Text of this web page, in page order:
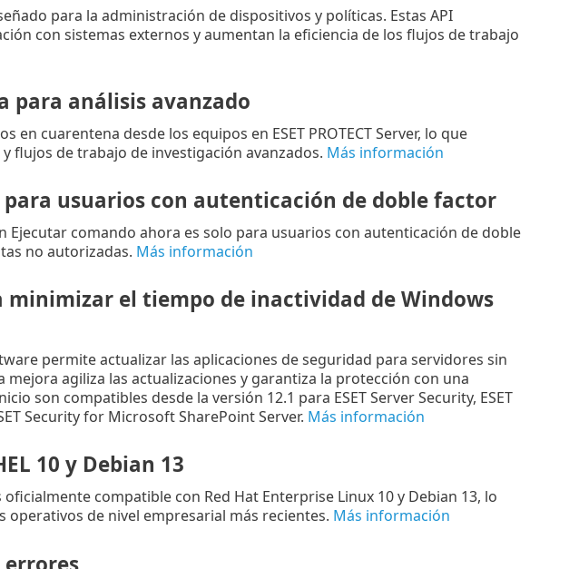
para la administración de dispositivos y políticas. Estas API
con sistemas externos y aumentan la eficiencia de los flujos de trabajo
para análisis avanzado
cuarentena desde los equipos en ESET PROTECT Server, lo que
flujos de trabajo de investigación avanzados. Más información
para usuarios con autenticación de doble factor
Ejecutar comando ahora es solo para usuarios con autenticación de doble
no autorizadas. Más información
el tiempo de inactividad de Windows
permite actualizar las aplicaciones de seguridad para servidores sin
agiliza las actualizaciones y garantiza la protección con una
son compatibles desde la versión 12.1 para ESET Server Security, ESET
Security for Microsoft SharePoint Server. Más información
10 y Debian 13
oficialmente compatible con Red Hat Enterprise Linux 10 y Debian 13, lo
operativos de nivel empresarial más recientes. Más información